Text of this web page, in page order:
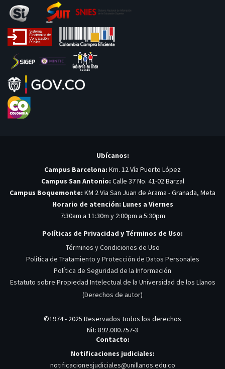
Ubícanos:
Campus Barcelona: Km. 12 Vía Puerto López
Campus San Antonio: Calle 37 No. 41-02 Barzal
Campus Boquemonte: KM 2 Via San Juan de Arama - Granada, Meta
Horario de atención: Lunes a Viernes
7:30am a 11:30m y 2:00pm a 5:30pm
Políticas de Privacidad y Términos de Uso:
Términos y Condiciones de Uso
Política de Tratamiento y Protección de Datos Personales
Política de Seguridad de la Información
Estatuto sobre Propiedad Intelectual de la Universidad de los Llanos
(Derechos de autor)
©1974 - 2025 Reservados todos los derechos
Nit: 892.000.757-3
Contacto:
Notificaciones judiciales:
notificacionesjudiciales@unillanos.edu.co